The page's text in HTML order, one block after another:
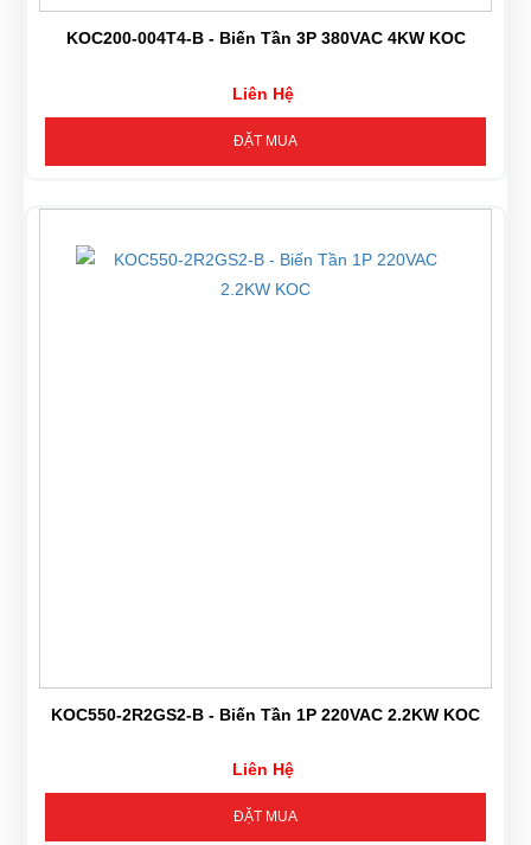
KOC200-004T4-B - Biến Tần 3P 380VAC 4KW KOC
Liên Hệ
ĐẶT MUA
KOC550-2R2GS2-B - Biến Tần 1P 220VAC 2.2KW KOC
Liên Hệ
ĐẶT MUA